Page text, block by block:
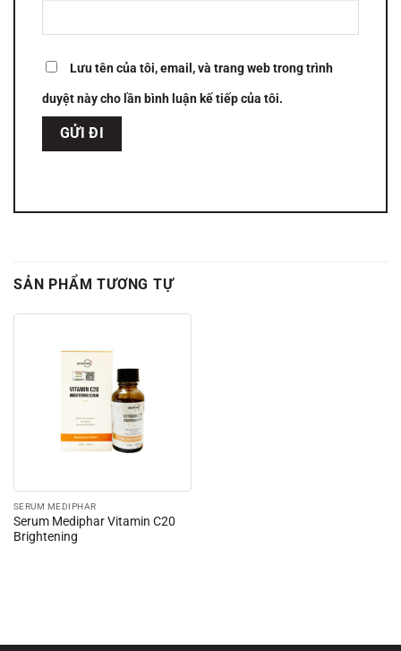
Lưu tên của tôi, email, và trang web trong trình
duyệt này cho lần bình luận kế tiếp của tôi.
SẢN PHẨM TƯƠNG TỰ
SERUM MEDIPHAR
Serum Mediphar Vitamin C20
Brightening